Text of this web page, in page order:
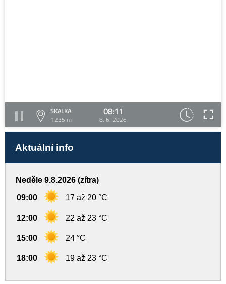
SKALKA
1235 m
08:11
8. 6. 2026
Aktuální info
Neděle 9.8.2026 (zítra)
09:00 17 až 20 °C
12:00 22 až 23 °C
15:00 24 °C
18:00 19 až 23 °C